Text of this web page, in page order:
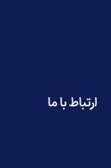
ارتباط با ما